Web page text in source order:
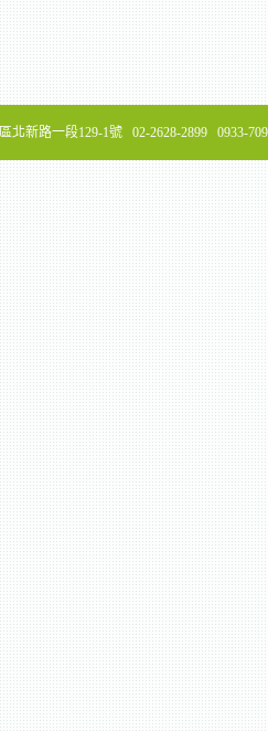
北新路一段129-1號 02-2628-2899 0933-